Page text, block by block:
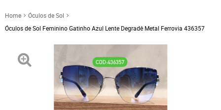
Home
Óculos de Sol
Óculos de Sol Feminino Gatinho Azul Lente Degradê Metal Ferrovia 436357